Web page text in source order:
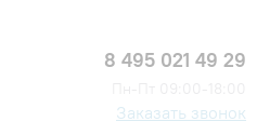
8 495 021 49 29
Заказать звонок